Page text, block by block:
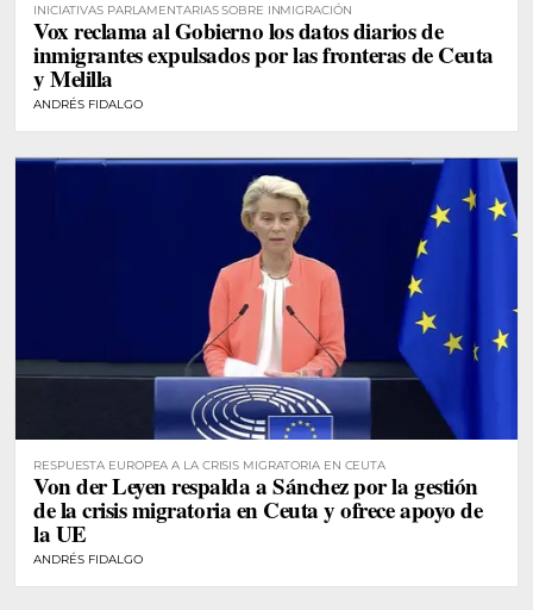
INICIATIVAS PARLAMENTARIAS SOBRE INMIGRACIÓN
Vox reclama al Gobierno los datos diarios de
inmigrantes expulsados por las fronteras de Ceuta
y Melilla
ANDRÉS FIDALGO
RESPUESTA EUROPEA A LA CRISIS MIGRATORIA EN CEUTA
Von der Leyen respalda a Sánchez por la gestión
de la crisis migratoria en Ceuta y ofrece apoyo de
la UE
ANDRÉS FIDALGO